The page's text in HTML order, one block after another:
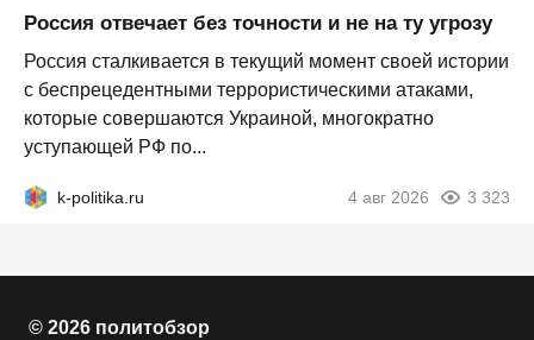
Россия отвечает без точности и не на ту угрозу
Россия сталкивается в текущий момент своей истории
с беспрецедентными террористическими атаками,
которые совершаются Украиной, многократно
уступающей РФ по...
k-politika.ru 4 авг 2026 3 323
© 2026 политобзор